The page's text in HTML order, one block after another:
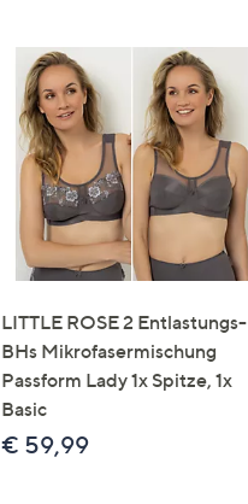
LITTLE ROSE 2 Entlastungs-
BHs Mikrofasermischung
Passform Lady 1x Spitze, 1x
Basic
€ 59,99